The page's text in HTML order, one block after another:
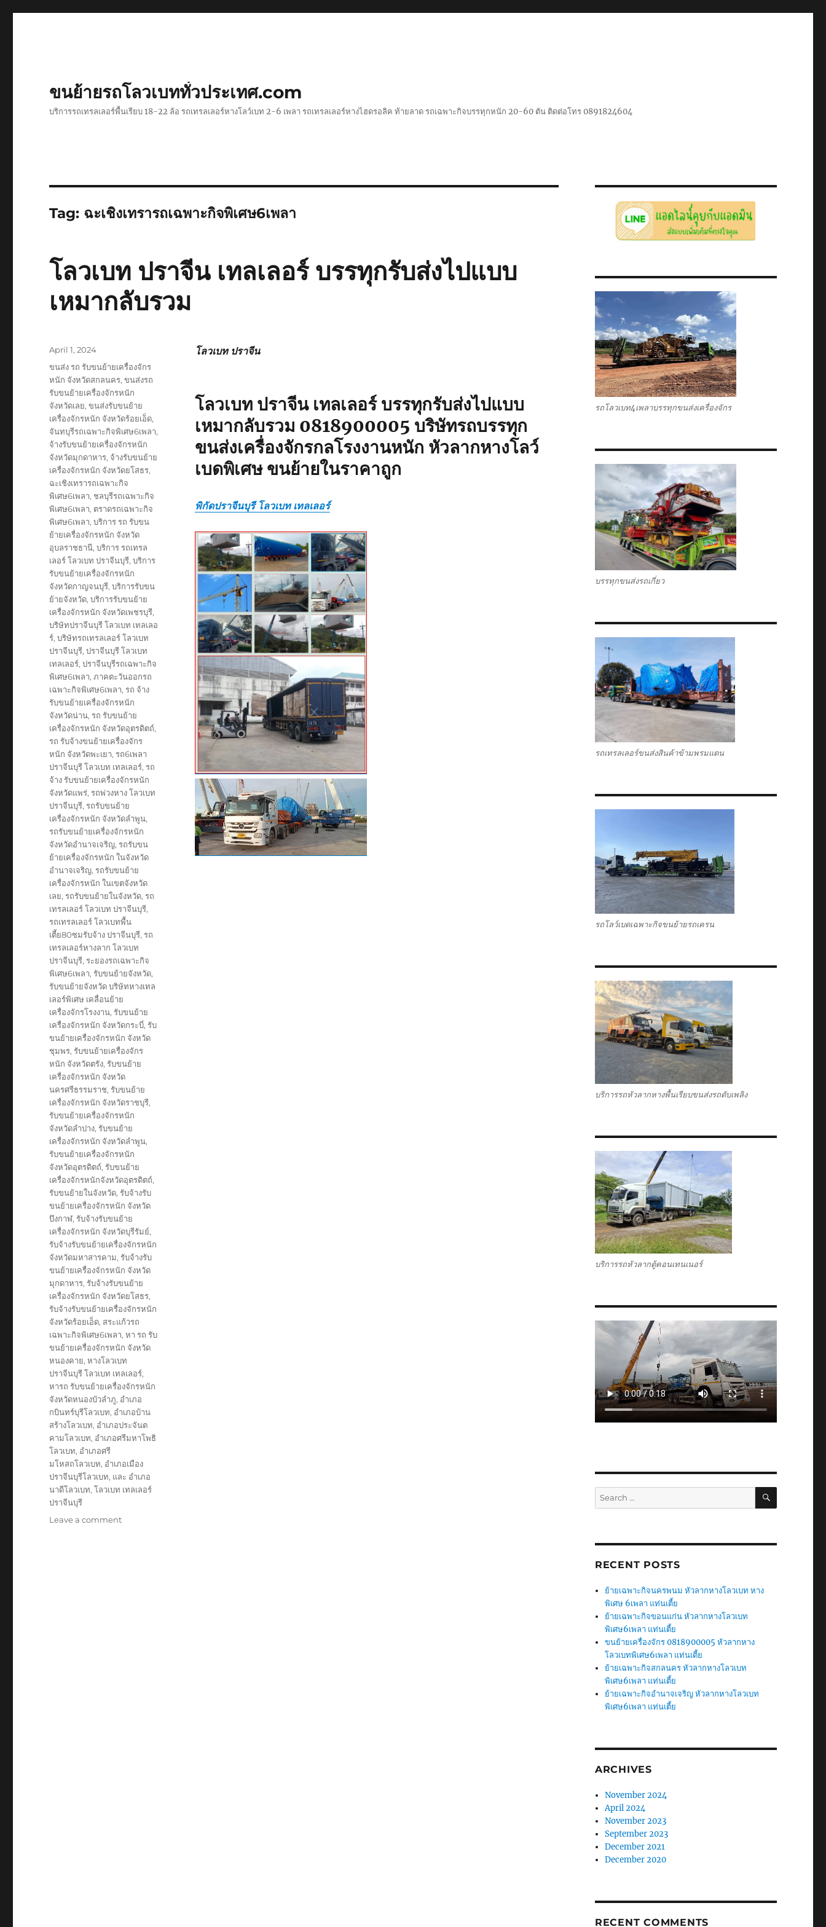
ขนย้ายรถโลวเบททั่วประเทศ.com
บริการรถเทรลเลอร์พื้นเรียบ 18-22 ล้อ รถเทรลเลอร์หางโลว์เบท 2-6 เพลา รถเทรลเลอร์หางไฮดรอลิค ท้ายลาด รถเฉพาะกิจบรรทุกหนัก 20-60 ตัน ติดต่อโทร 0891824604
Tag: ฉะเชิงเทรารถเฉพาะกิจพิเศษ6เพลา
โลวเบท ปราจีน เทลเลอร์ บรรทุกรับส่งไปแบบ
เหมากลับรวม
โลวเบท ปราจีน
โลวเบท ปราจีน เทลเลอร์ บรรทุกรับส่งไปแบบ
เหมากลับรวม 0818900005 บริษัทรถบรรทุก
ขนส่งเครื่องจักรกลโรงงานหนัก หัวลากหางโลว์
เบดพิเศษ ขนย้ายในราคาถูก
พิกัดปราจีนบุรี โลวเบท เทลเลอร์
Posted
April 1, 2024
Tags
ขนส่ง รถ รับขนย้ายเครื่องจักร
หนัก จังหวัดสกลนคร,ขนส่งรถ
รับขนย้ายเครื่องจักรหนัก
จังหวัดเลย,ขนส่งรับขนย้าย
เครื่องจักรหนัก จังหวัดร้อยเอ็ด,
จันทบุรีรถเฉพาะกิจพิเศษ6เพลา,
จ้างรับขนย้ายเครื่องจักรหนัก
จังหวัดมุกดาหาร, จ้างรับขนย้าย
เครื่องจักรหนัก จังหวัดยโสธร,
ฉะเชิงเทรารถเฉพาะกิจ
พิเศษ6เพลา, ชลบุรีรถเฉพาะกิจ
พิเศษ6เพลา, ตราดรถเฉพาะกิจ
พิเศษ6เพลา,บริการ รถ รับขน
ย้ายเครื่องจักรหนัก จังหวัด
อุบลราชธานี,บริการ รถเทรล
เลอร์ โลวเบท ปราจีนบุรี,บริการ
รับขนย้ายเครื่องจักรหนัก
จังหวัดกาญจนบุรี,บริการรับขน
ย้ายจังหวัด,บริการรับขนย้าย
เครื่องจักรหนัก จังหวัดเพชรบุรี,
บริษัทปราจีนบุรี โลวเบท เทลเลอ
ร์,บริษัทรถเทรลเลอร์ โลวเบท
ปราจีนบุรี,ปราจีนบุรี โลวเบท
เทลเลอร์,ปราจีนบุรีรถเฉพาะกิจ
พิเศษ6เพลา,ภาคตะวันออกรถ
เฉพาะกิจพิเศษ6เพลา,รถ จ้าง
รับขนย้ายเครื่องจักรหนัก
จังหวัดน่าน,รถ รับขนย้าย
เครื่องจักรหนัก จังหวัดอุตรดิตถ์,
รถ รับจ้างขนย้ายเครื่องจักร
หนัก จังหวัดพะเยา,รถ6เพลา
ปราจีนบุรี โลวเบท เทลเลอร์,รถ
จ้าง รับขนย้ายเครื่องจักรหนัก
จังหวัดแพร่,รถพ่วงหาง โลวเบท
ปราจีนบุรี,รถรับขนย้าย
เครื่องจักรหนัก จังหวัดลำพูน,
รถรับขนย้ายเครื่องจักรหนัก
จังหวัดอำนาจเจริญ,รถรับขน
ย้ายเครื่องจักรหนัก ในจังหวัด
อำนาจเจริญ,รถรับขนย้าย
เครื่องจักรหนัก ในเขตจังหวัด
เลย,รถรับขนย้ายในจังหวัด,รถ
เทรลเลอร์ โลวเบท ปราจีนบุรี,
รถเทรลเลอร์ โลวเบทพื้น
เตี้ย80ซมรับจ้าง ปราจีนบุรี,รถ
เทรลเลอร์หางลาก โลวเบท
ปราจีนบุรี,ระยองรถเฉพาะกิจ
พิเศษ6เพลา,รับขนย้ายจังหวัด,
รับขนย้ายจังหวัด บริษัทหางเทล
เลอร์พิเศษ เคลื่อนย้าย
เครื่องจักรโรงงาน,รับขนย้าย
เครื่องจักรหนัก จังหวัดกระบี่,รับ
ขนย้ายเครื่องจักรหนัก จังหวัด
ชุมพร,รับขนย้ายเครื่องจักร
หนัก จังหวัดตรัง,รับขนย้าย
เครื่องจักรหนัก จังหวัด
นครศรีธรรมราช,รับขนย้าย
เครื่องจักรหนัก จังหวัดราชบุรี,
รับขนย้ายเครื่องจักรหนัก
จังหวัดลำปาง,รับขนย้าย
เครื่องจักรหนัก จังหวัดลำพูน,
รับขนย้ายเครื่องจักรหนัก
จังหวัดอุตรดิตถ์,รับขนย้าย
เครื่องจักรหนักจังหวัดอุตรดิตถ์,
รับขนย้ายในจังหวัด,รับจ้างรับ
ขนย้ายเครื่องจักรหนัก จังหวัด
บึงกาฬ,รับจ้างรับขนย้าย
เครื่องจักรหนัก จังหวัดบุรีรัมย์,
รับจ้างรับขนย้ายเครื่องจักรหนัก
จังหวัดมหาสารคาม,รับจ้างรับ
ขนย้ายเครื่องจักรหนัก จังหวัด
มุกดาหาร,รับจ้างรับขนย้าย
เครื่องจักรหนัก จังหวัดยโสธร,
รับจ้างรับขนย้ายเครื่องจักรหนัก
จังหวัดร้อยเอ็ด, สระแก้วรถ
เฉพาะกิจพิเศษ6เพลา,หา รถ รับ
ขนย้ายเครื่องจักรหนัก จังหวัด
หนองคาย,หางโลวเบท
ปราจีนบุรี โลวเบท เทลเลอร์,
หารถ รับขนย้ายเครื่องจักรหนัก
จังหวัดหนองบัวลำภู, อำเภอ
กบินทร์บุรีโลวเบท, อำเภอบ้าน
สร้างโลวเบท, อำเภอประจันต
คามโลวเบท, อำเภอศรีมหาโพธิ
โลวเบท, อำเภอศรี
มโหสถโลวเบท, อำเภอเมือง
ปราจีนบุรีโลวเบท, และ อำเภอ
นาดีโลวเบท,โลวเบท เทลเลอร์
ปราจีนบุรี
Leave a commenton
รถโลวเบท4เพลาบรรทุกขนส่งเครื่องจักร
บรรทุกขนส่งรถเกี่ยว
รถเทรลเลอร์ขนส่งสินค้าข้ามพรมแดน
รถโลว์เบดเฉพาะกิจขนย้ายรถเครน
บริการรถหัวลากหางพื้นเรียบขนส่งรถดับเพลิง
บริการรถหัวลากตู้คอนเทนเนอร์
Search
for:
SEARCH
RECENT POSTS
ย้ายเฉพาะกิจนครพนม หัวลากหางโลวเบท หาง
พิเศษ 6เพลา แท่นเตี้ย
ย้ายเฉพาะกิจขอนแก่น หัวลากหางโลวเบท
พิเศษ6เพลา แท่นเตี้ย
ขนย้ายเครื่องจักร 0818900005 หัวลากหาง
โลวเบทพิเศษ6เพลา แท่นเตี้ย
ย้ายเฉพาะกิจสกลนคร หัวลากหางโลวเบท
พิเศษ6เพลา แท่นเตี้ย
ย้ายเฉพาะกิจอำนาจเจริญ หัวลากหางโลวเบท
พิเศษ6เพลา แท่นเตี้ย
ARCHIVES
November 2024
April 2024
November 2023
September 2023
December 2021
December 2020
RECENT COMMENTS